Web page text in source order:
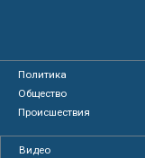
Политика
Общество
Происшествия
Видео